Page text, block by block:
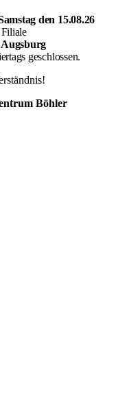
den 15.08.26
geschlossen.
Böhler